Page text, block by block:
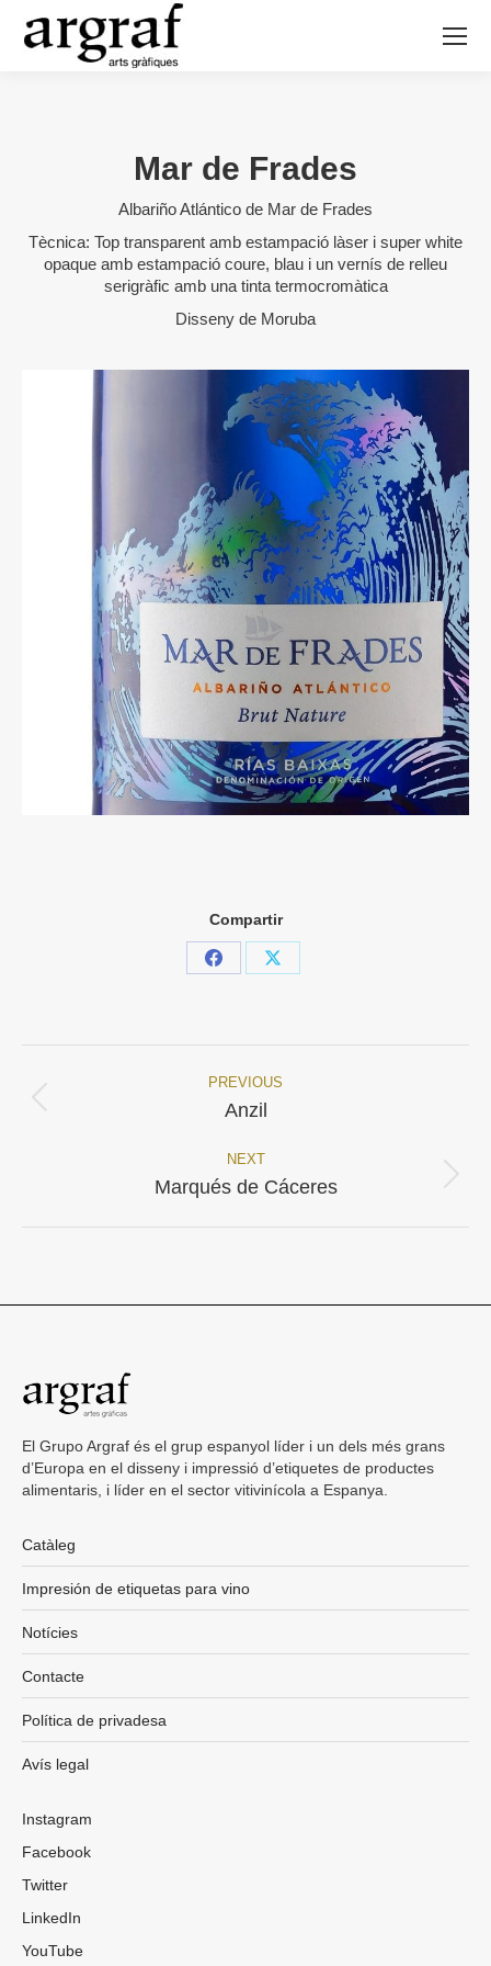
Mar de Frades
Albariño Atlántico de Mar de Frades
Tècnica: Top transparent amb estampació làser i super white
opaque amb estampació coure, blau i un vernís de relleu
serigràfic amb una tinta termocromàtica
Disseny de Moruba
Compartir
Share
Share
Project
PREVIOUS
Previous
Anzil
NEXT
Next
Marqués de Cáceres
El Grupo Argraf és el grup espanyol líder i un dels més grans
d’Europa en el disseny i impressió d’etiquetes de productes
alimentaris, i líder en el sector vitivinícola a Espanya.
Catàleg
Impresión de etiquetas para vino
Notícies
Contacte
Política de privadesa
Avís legal
Instagram
Facebook
Twitter
LinkedIn
YouTube